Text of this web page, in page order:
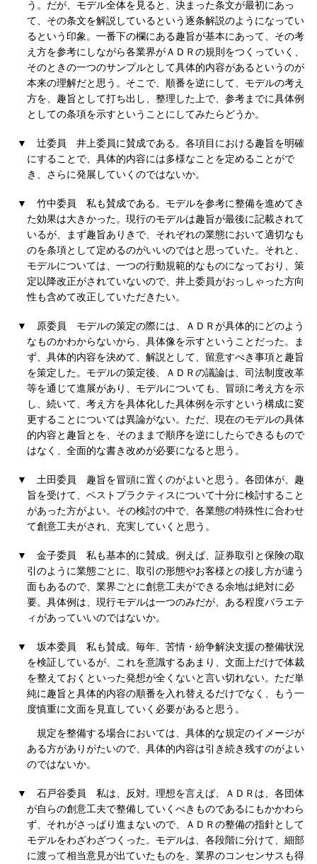
う。だが、モデル全体を見ると、決まった条文が最初にあっ
て、その条文を解説しているという逐条解説のようになってい
るという印象。一番下の欄にある趣旨が基本にあって、その考
え方を参考にしながら各業界がＡＤＲの規則をつくっていく、
そのときの一つのサンプルとして具体的内容があるというのが
本来の理解だと思う。そこで、順番を逆にして、モデルの考え
方を、趣旨として打ち出し、整理した上で、参考までに具体例
としての条項を示すということにしてみたらどうか。
▼ 辻委員
井上委員に賛成である。各項目における趣旨を明確
にすることで、具体的内容には多様なことを定めることがで
き、さらに発展していくのではないか。
▼ 竹中委員
私も賛成である。モデルを参考に整備を進めてき
た効果は大きかった。現行のモデルは趣旨が最後に記載されて
いるが、まず趣旨ありきで、それぞれの業態において適切なも
のを条項として定めるのがいいのではと思っていた。それと、
モデルについては、一つの行動規範的なものになっており、策
定以降改正がされていないので、井上委員がおっしゃった方向
性も含めて改正していただきたい。
▼ 原委員
モデルの策定の際には、ＡＤＲが具体的にどのよう
なものかわからないから、具体像を示すということだった。ま
ず、具体的内容を決めて、解説として、留意すべき事項と趣旨
を策定した。モデルの策定後、ＡＤＲの議論は、司法制度改革
等を通じて進展があり、モデルについても、冒頭に考え方を示
し、続いて、考え方を具体化した具体例を示すという構成に変
更することについては異論がない。ただ、現在のモデルの具体
的内容と趣旨とを、そのままで順序を逆にしたらできるもので
はなく、全面的な書き改めが必要になると思う。
▼ 土田委員
趣旨を冒頭に置くのがよいと思う。各団体が、趣
旨を受けて、ベストプラクティスについて十分に検討すること
があった方がよい。その検討の中で、各業態の特殊性に合わせ
て創意工夫がされ、充実していくと思う。
▼ 金子委員
私も基本的に賛成。例えば、証券取引と保険の取
引のように業態ごとに、取引の形態やお客様との接し方が違う
面もあるので、業界ごとに創意工夫ができる余地は絶対に必
要。具体例は、現行モデルは一つのみだが、ある程度バラエテ
ィがあっていいのではないか。
▼ 坂本委員
私も賛成。毎年、苦情・紛争解決支援の整備状況
を検証しているが、これを意識するあまり、文面上だけで体裁
を整えておくといった発想が全くないと言い切れない。ただ単
純に趣旨と具体的内容の順番を入れ替えるだけでなく、もう一
度慎重に文面を見直していく必要があると思う。
規定を整備する場合においては、具体的な規定のイメージが
ある方がありがたいので、具体的内容は引き続き残すのがよい
のではないか。
▼ 石戸谷委員
私は、反対。理想を言えば、ＡＤＲは、各団体
が自らの創意工夫で整備していくべきものであるにもかかわら
ず、それがさっぱり進まないので、ＡＤＲの整備の指針として
モデルをわざわざつくった。モデルは、各段階に分けて、細部
に渡って相当意見が出ていたものを、業界のコンセンサスも得